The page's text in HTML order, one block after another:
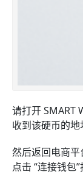
请打开 SMART
收到该硬币的地
然后返回电商平
点击 “连接钱包”